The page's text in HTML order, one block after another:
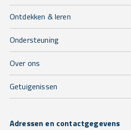
Ontdekken & leren
Ondersteuning
Over ons
Getuigenissen
Adressen en contactgegevens